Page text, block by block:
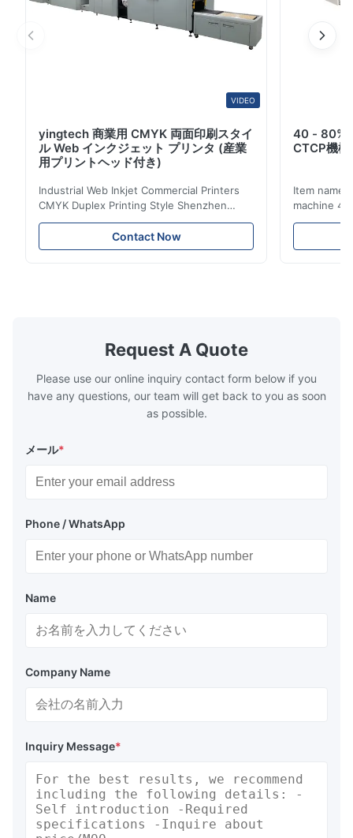
800mm×635mm ミニプレートサイズ 100mm*130mm
レーザー光源 ...
VIDEO
yingtech 商業用 CMYK 両面印刷スタイ
ル Web インクジェット プリンタ (産業
用プリントヘッド付き)
Industrial Web Inkjet Commercial Printers
CMYK Duplex Printing Style Shenzhen
Yintech Co.,LTD is a modern high-tech
enterprise specialized in pre-press plate
making equipment, integrating design, R&D,
UV plate making machine Flexo plate
making machine Monochrome / Dual
Contact Now
40 - 80%
CTCP機
Item name
machine 4-
max format
choose
Request A Quote
Please use our online inquiry contact form below if you
have any questions, our team will get back to you as soon
as possible.
メール*
Phone / WhatsApp
Name
Company Name
Inquiry Message*